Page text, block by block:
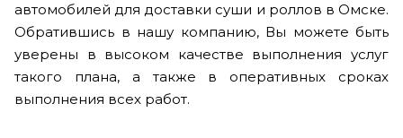
автомобилей для доставки суши и роллов в Омске.
Обратившись в нашу компанию, Вы можете быть
уверены в высоком качестве выполнения услуг
такого плана, а также в оперативных сроках
выполнения всех работ.